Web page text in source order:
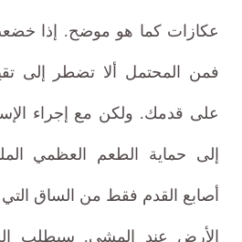
عكازات كما هو موضح. إذا
فمن المحتمل ألا تضطر إلى
على قدمك. ولكن مع إجراء
إلى حماية الطعم العظمي
أصابع القدم فقط من الساق
الأرض عند المشي. سيطلب